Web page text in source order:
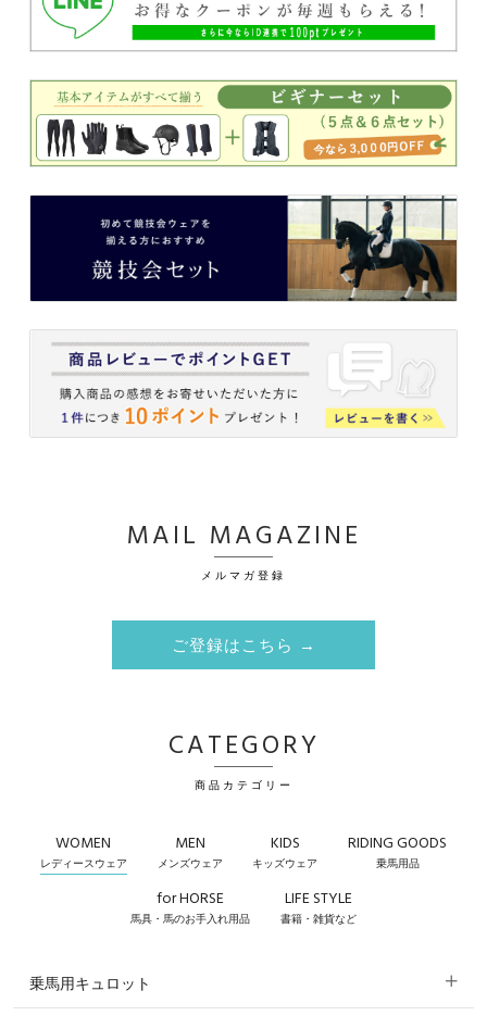
MAIL MAGAZINE
メルマガ登録
ご登録はこちら →
CATEGORY
商品カテゴリー
WOMEN
レディースウェア
MEN
メンズウェア
KIDS
キッズウェア
RIDING GOODS
乗馬用品
for HORSE
馬具・馬のお手入れ用品
LIFE STYLE
書籍・雑貨など
乗馬用キュロット